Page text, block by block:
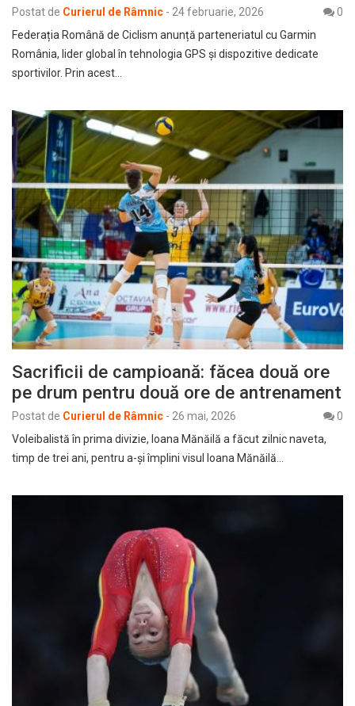
Postat de Curierul de Râmnic - 24 februarie, 2026
0
Federația Română de Ciclism anunță parteneriatul cu Garmin
România, lider global în tehnologia GPS și dispozitive dedicate
sportivilor. Prin acest…
Sacrificii de campioană: făcea două ore
pe drum pentru două ore de antrenament
Postat de Curierul de Râmnic - 26 mai, 2026
0
Voleibalistă în prima divizie, Ioana Mănăilă a făcut zilnic naveta,
timp de trei ani, pentru a-și împlini visul Ioana Mănăilă…